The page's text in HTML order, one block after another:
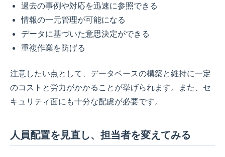
過去の事例や対応を迅速に参照できる
情報の一元管理が可能になる
データに基づいた意思決定ができる
重複作業を防げる
注意したい点として、データベースの構築と維持に一定
のコストと労力がかかることが挙げられます。また、セ
キュリティ面にも十分な配慮が必要です。
人員配置を見直し、担当者を変えてみる